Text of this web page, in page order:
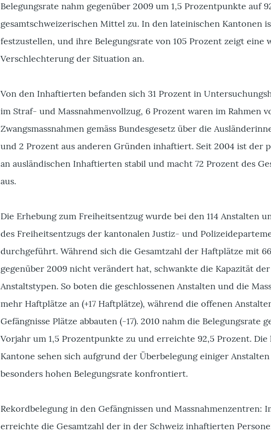
Belegungsrate nahm gegenüber 2009 um 1,5 Prozentpunkte auf
gesamtschweizerischen Mittel zu. In den lateinischen Kantonen
festzustellen, und ihre Belegungsrate von 105 Prozent zeigt eine
Verschlechterung der Situation an.
Von den Inhaftierten befanden sich 31 Prozent in
im Straf- und Massnahmenvollzug, 6 Prozent waren im Rahmen
Zwangsmassnahmen gemäss Bundesgesetz über die
und 2 Prozent aus anderen Gründen inhaftiert. Seit 2004 ist der
an ausländischen Inhaftierten stabil und macht 72 Prozent des
aus.
Die Erhebung zum Freiheitsentzug wurde bei den 114 Anstalten
des Freiheitsentzugs der kantonalen Justiz- und
durchgeführt. Während sich die Gesamtzahl der Haftplätze mit
gegenüber 2009 nicht verändert hat, schwankte die Kapazität
Anstaltstypen. So boten die geschlossenen Anstalten und die
mehr Haftplätze an (+17 Haftplätze), während die offenen
Gefängnisse Plätze abbauten (-17). 2010 nahm die Belegungsrate
Vorjahr um 1,5 Prozentpunkte zu und erreichte 92,5 Prozent. Die
Kantone sehen sich aufgrund der Überbelegung einiger
besonders hohen Belegungsrate konfrontiert.
Rekordbelegung in den Gefängnissen und Massnahmenzentren:
erreichte die Gesamtzahl der in der Schweiz inhaftierten